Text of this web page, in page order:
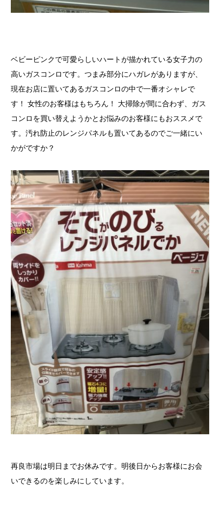
ベビーピンクで可愛らしいハートが描かれている女子力の
高いガスコンロです。つまみ部分にハガレがありますが、
現在お店に置いてあるガスコンロの中で一番オシャレで
す！ 女性のお客様はもちろん！ 大掃除が間に合わず、ガス
コンロを買い替えようかとお悩みのお客様にもおススメで
す。汚れ防止のレンジパネルも置いてあるのでご一緒にい
かがですか？
再良市場は明日までお休みです。明後日からお客様にお会
いできるのを楽しみにしています。